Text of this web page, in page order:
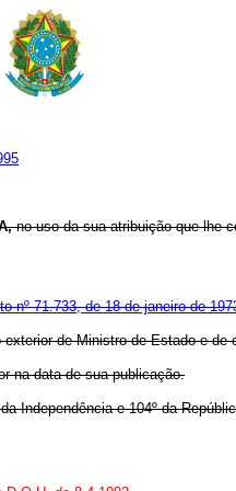
no uso da sua atribuição que lhe
nº 71.733, de 18 de janeiro de
exterior de Ministro de Estado e
data de sua publicação.
e 104º da